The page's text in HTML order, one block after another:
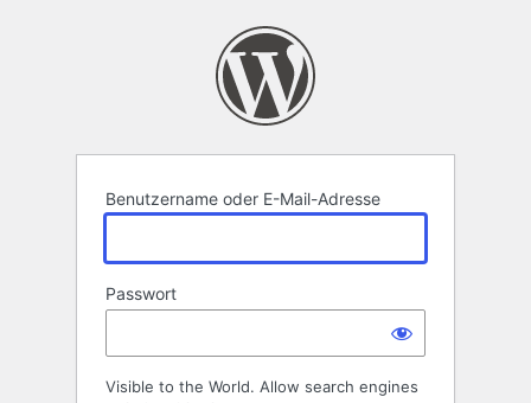
Benutzername oder E-Mail-Adresse
Passwort
Visible to the World. Allow search engines